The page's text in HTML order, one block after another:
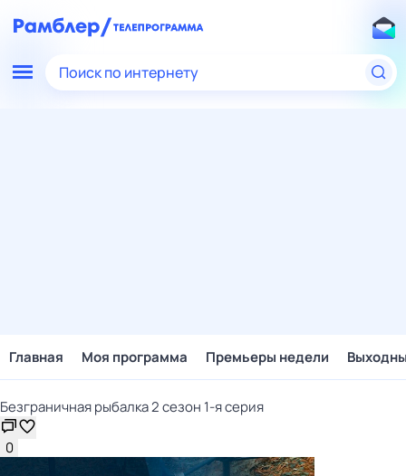
Поиск по интернету
Главная Моя программа Премьеры недели
Безгрaничнaя pыбалка 2 сезон 1-я серия
0